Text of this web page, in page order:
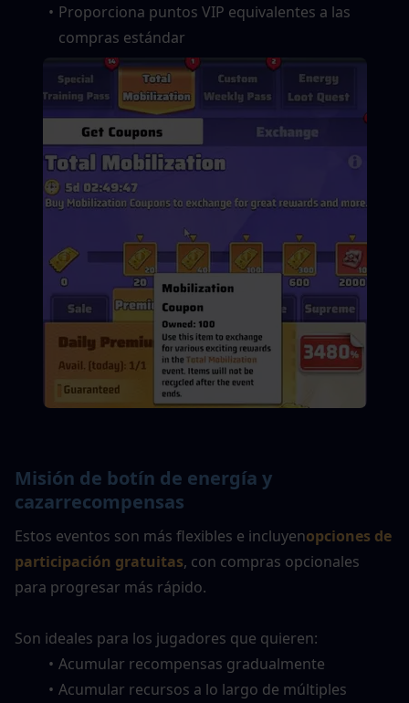
Proporciona puntos VIP equivalentes a las
compras estándar
Misión de botín de energía y
cazarrecompensas
Estos eventos son más flexibles e incluyenopciones de
participación gratuitas, con compras opcionales
para progresar más rápido.
Son ideales para los jugadores que quieren:
Acumular recompensas gradualmente
Acumular recursos a lo largo de múltiples